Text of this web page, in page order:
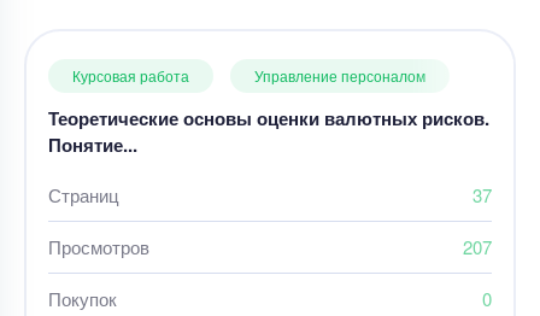
Курсовая работа Управление персоналом
Теоретические основы оценки валютных рисков.
Понятие...
Страниц 37
Просмотров 207
Покупок 0